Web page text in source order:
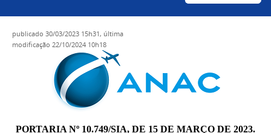
publicado 30/03/2023 15h31, última
modificação 22/10/2024 10h18
PORTARIA Nº 10.749/SIA, DE 15 DE MARÇO DE 2023.